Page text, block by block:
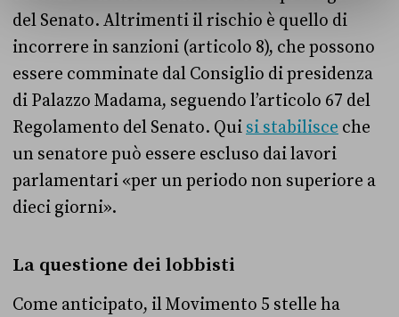
del Senato. Altrimenti il rischio è quello di
incorrere in sanzioni (articolo 8), che possono
essere comminate dal Consiglio di presidenza
di Palazzo Madama, seguendo l’articolo 67 del
Regolamento del Senato. Qui si stabilisce che
un senatore può essere escluso dai lavori
parlamentari «per un periodo non superiore a
dieci giorni».
La questione dei lobbisti
Come anticipato, il Movimento 5 stelle ha